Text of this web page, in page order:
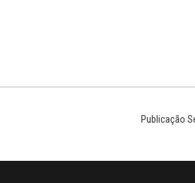
Publicação